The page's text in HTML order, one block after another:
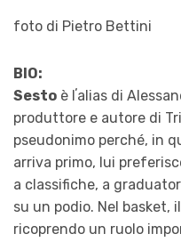
foto di Pietro Bettini
BIO:
Sesto è lʼalias di
produttore e autore di
pseudonimo perché, in
arriva primo, lui
a classifiche, a
su un podio. Nel basket,
ricoprendo un ruolo